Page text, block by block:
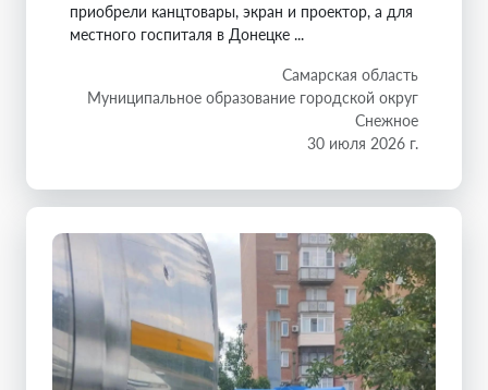
приобрели канцтовары, экран и проектор, а для
местного госпиталя в Донецке ...
Самарская область
Муниципальное образование городской округ
Снежное
30 июля 2026 г.